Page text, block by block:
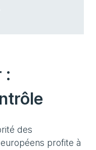
:
des
profite à